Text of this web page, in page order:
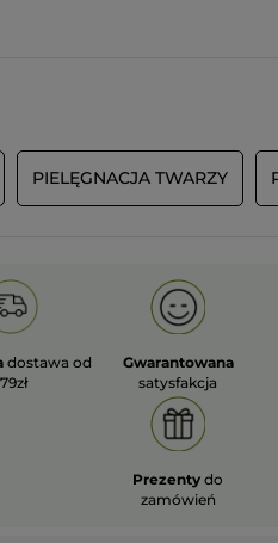
PIELĘGNACJA TWARZY
dostawa od
Gwarantowana
satysfakcja
Prezenty do
zamówień